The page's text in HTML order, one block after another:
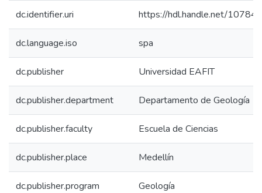
dc.identifier.uri https://hdl.handle.net/
dc.language.iso spa
dc.publisher Universidad EAFIT
dc.publisher.department Departamento de Geología
dc.publisher.faculty Escuela de Ciencias
dc.publisher.place Medellín
dc.publisher.program Geología